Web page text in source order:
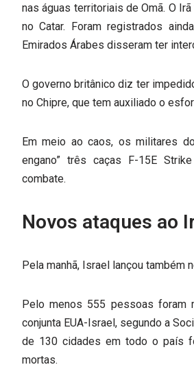
nas águas territoriais de Omã. O
no Catar. Foram registrados
Emirados Árabes disseram ter
O governo britânico diz ter
no Chipre, que tem auxiliado o
Em meio ao caos, os militares
engano” três caças F-15E
combate.
Novos ataques ao
Pela manhã, Israel lançou também
Pelo menos 555 pessoas foram
conjunta EUA-Israel, segundo a
de 130 cidades em todo o país
mortas.